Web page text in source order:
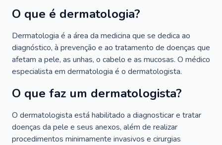
O que é dermatologia?
Dermatologia é a área da medicina que se dedica ao
diagnóstico, à prevenção e ao tratamento de doenças que
afetam a pele, as unhas, o cabelo e as mucosas. O médico
especialista em dermatologia é o dermatologista.
O que faz um dermatologista?
O dermatologista está habilitado a diagnosticar e tratar
doenças da pele e seus anexos, além de realizar
procedimentos minimamente invasivos e cirurgias